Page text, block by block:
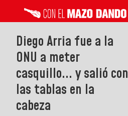
Diego Arria fue a la
ONU a meter
casquillo... y salió con
las tablas en la
cabeza